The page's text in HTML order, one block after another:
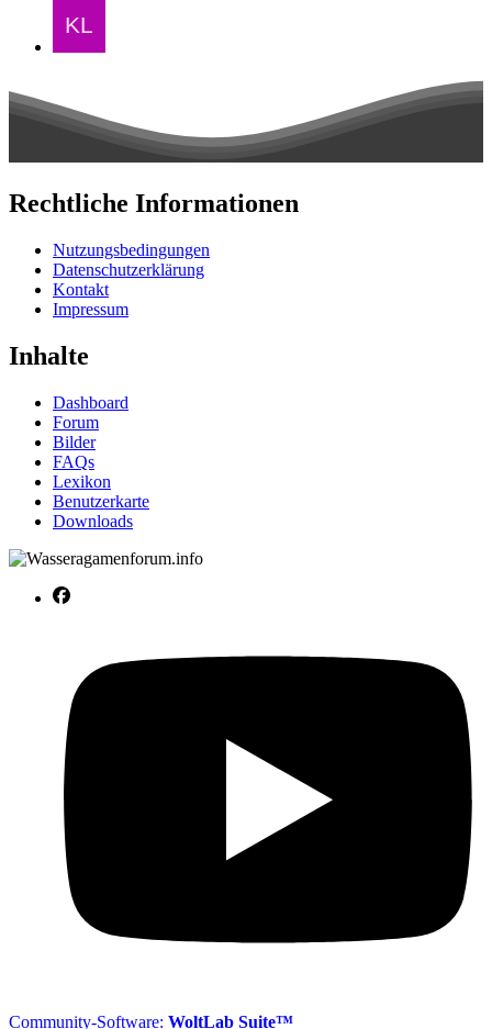
Rechtliche Informationen
Nutzungsbedingungen
Datenschutzerklärung
Kontakt
Impressum
Inhalte
Dashboard
Forum
Bilder
FAQs
Lexikon
Benutzerkarte
Downloads
Community-Software: WoltLab Suite™